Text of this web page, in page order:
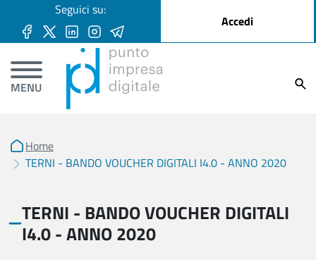
Seguici su: User account menu
Accedi
MENU
Home
TERNI - BANDO VOUCHER DIGITALI I4.0 - ANNO 2020
TERNI - BANDO VOUCHER DIGITALI
I4.0 - ANNO 2020